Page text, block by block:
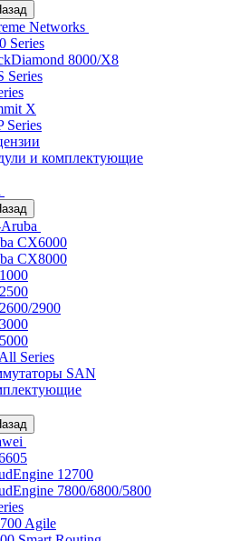
Networks
Series
8000/X8
Series
X
Series
и комплектующие
CX6000
CX8000
2900
Series
SAN
12700
7800/6800/5800
Agile